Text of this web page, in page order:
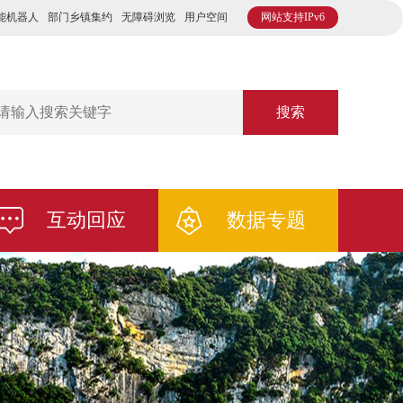
网站支持IPv6
机器人 部门乡镇集约 无障碍浏览 用户空间
搜索
互动回应 数据专题